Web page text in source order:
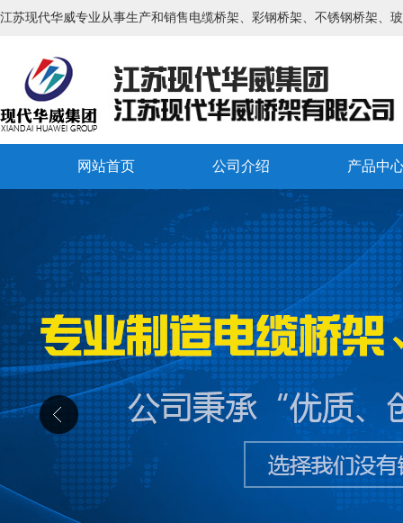
江苏现代华威专业从事生产和销售电缆桥架、彩钢桥架、不锈钢桥架、
网站首页 公司介绍 产品中